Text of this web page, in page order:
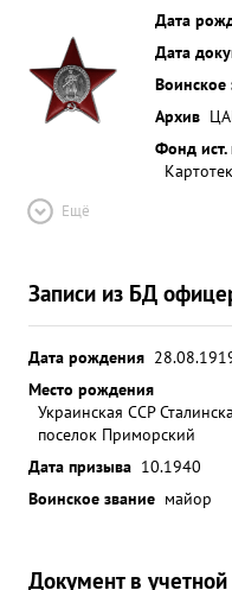
Дата
Дата
Воинское
Архив
Фонд
Ещё
Записи из БД
Дата рождения
Место рождения
Украинская ССР
поселок Приморский
Дата призыва 10.1940
Воинское звание майор
Документ в учетной